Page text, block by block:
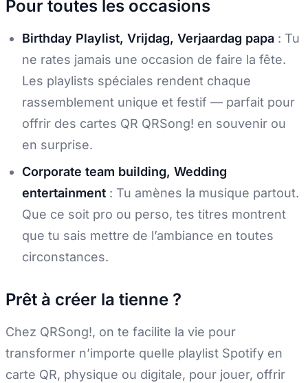
Pour toutes les occasions
Birthday Playlist, Vrijdag, Verjaardag papa : Tu
ne rates jamais une occasion de faire la fête.
Les playlists spéciales rendent chaque
rassemblement unique et festif — parfait pour
offrir des cartes QR QRSong! en souvenir ou
en surprise.
Corporate team building, Wedding
entertainment : Tu amènes la musique partout.
Que ce soit pro ou perso, tes titres montrent
que tu sais mettre de l’ambiance en toutes
circonstances.
Prêt à créer la tienne ?
Chez QRSong!, on te facilite la vie pour
transformer n’importe quelle playlist Spotify en
carte QR, physique ou digitale, pour jouer, offrir